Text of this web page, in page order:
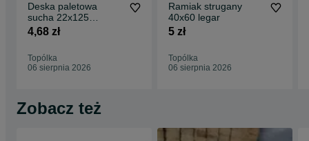
Deska paletowa
sucha 22x125
sosnowa
4,68 zł
Topólka
06 sierpnia 2026
Ramiak strugany
40x60 legar
5 zł
Topólka
06 sierpnia 2026
Zobacz też